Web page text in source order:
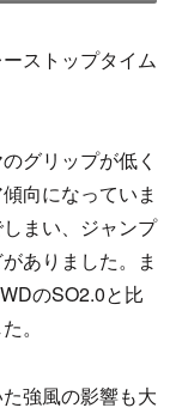
ストップタイム
グリップが低く
向になっていま
まい、ジャンプ
ありました。ま
のSO2.0と比
。
強風の影響も大